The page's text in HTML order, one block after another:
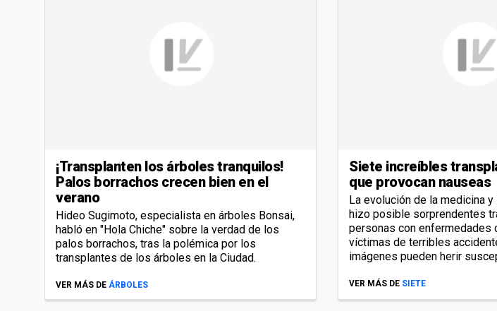
¡Transplanten los árboles tranquilos!
Palos borrachos crecen bien en el
verano
Hideo Sugimoto, especialista en árboles Bonsai,
habló en "Hola Chiche" sobre la verdad de los
palos borrachos, tras la polémica por los
transplantes de los árboles en la Ciudad.
VER MÁS DE ÁRBOLES
Siete increíbles
que provocan nauseas
La evolución de la medicina
hizo posible sorprendentes
personas con enfermedades
víctimas de terribles
imágenes pueden herir
VER MÁS DE SIETE